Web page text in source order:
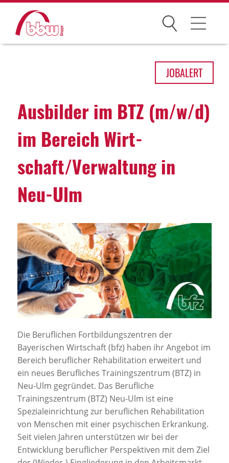
Suchen
Über uns
Leitbild
Gesellschaften
Historie
Organisation
Jobportal
Presse und Medien
bbw e. V.
Karriere
Presse
News Archiv
JOBALERT
Ausbilder im BTZ (m/w/d)
im Bereich Wirt­
schaft/Verwal­tung in
Neu-Ulm
Die Beruflichen Fortbildungszentren der
Bayerischen Wirtschaft (bfz) haben ihr Angebot im
Bereich beruflicher Rehabilitation erweitert und
ein neues Berufliches Trainingszentrum (BTZ) in
Neu-Ulm gegründet. Das Berufliche
Trainingszentrum (BTZ) Neu-Ulm ist eine
Spezialeinrichtung zur beruflichen Rehabilitation
von Menschen mit einer psychischen Erkrankung.
Seit vielen Jahren unterstützen wir bei der
Entwicklung beruflicher Perspektiven mit dem Ziel